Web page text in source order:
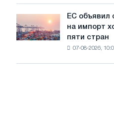
трамвайных
путей
Москвы
Ярославля
объявил
окончательные
ЕС объявил
на импорт
пяти стран
07-08-2026,